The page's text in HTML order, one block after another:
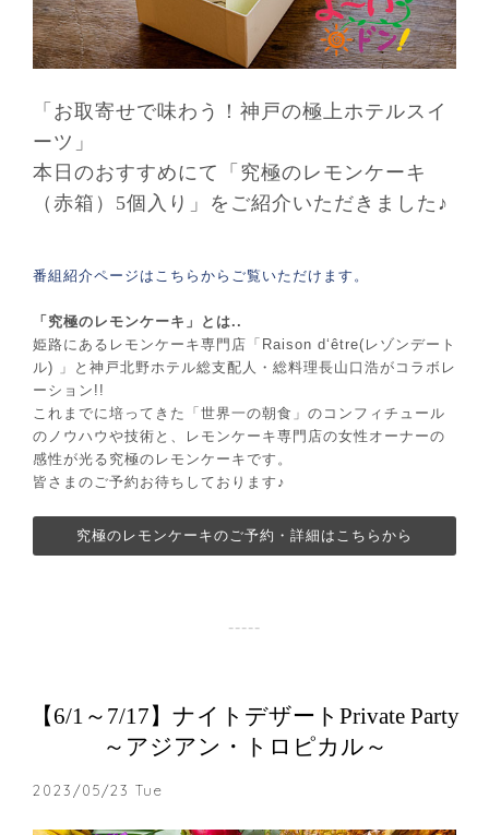
「お取寄せで味わう！神戸の極上ホテルスイ
ーツ」
本日のおすすめにて「究極のレモンケーキ
（赤箱）5個入り」をご紹介いただきました♪
番組紹介ページはこちらからご覧いただけます。
「究極のレモンケーキ」とは..
姫路にあるレモンケーキ専門店「Raison d‘être(レゾンデート
ル) 」と神戸北野ホテル総支配人・総料理長山口浩がコラボレ
ーション!!
これまでに培ってきた「世界一の朝食」のコンフィチュール
のノウハウや技術と、レモンケーキ専門店の女性オーナーの
感性が光る究極のレモンケーキです。
皆さまのご予約お待ちしております♪
究極のレモンケーキのご予約・詳細はこちらから
【6/1～7/17】ナイトデザートPrivate Party
～アジアン・トロピカル～
2023/05/23 Tue